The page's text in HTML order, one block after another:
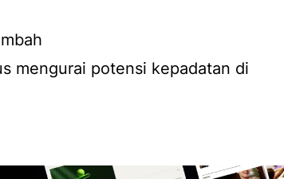
mengurai potensi kepadatan di